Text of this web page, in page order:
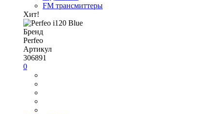
FM трансмиттеры
Хит!
Бренд
Perfeo
Артикул
306891
0